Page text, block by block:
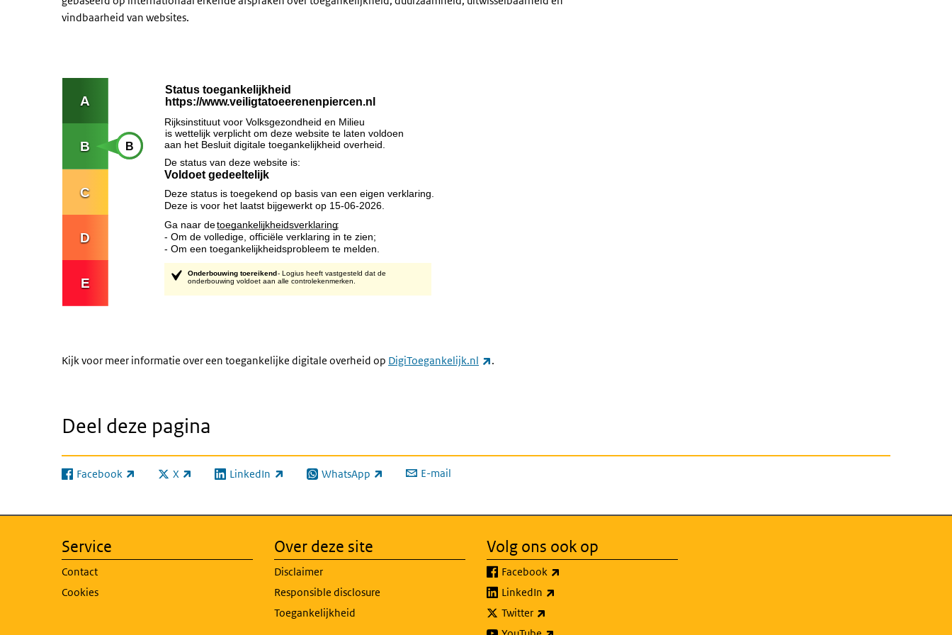
vindbaarheid van websites.
Kijk voor meer informatie over een toegankelijke digitale overheid op DigiToegankelijk.nl (externe link)
.
Deel deze pagina
Facebook
(externe link) X
(externe link) LinkedIn
(externe link) WhatsApp
(externe link) E-mail
Service
Contact
Cookies
Over deze site
Disclaimer
Responsible disclosure
Toegankelijkheid
Volg ons ook op
Facebook
LinkedIn
Twitter